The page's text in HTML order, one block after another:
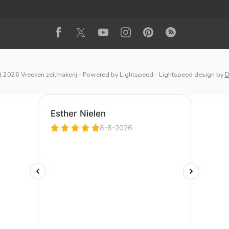
Vreeken zeilmakerij - Powered by Lightspeed - Lightspeed design by